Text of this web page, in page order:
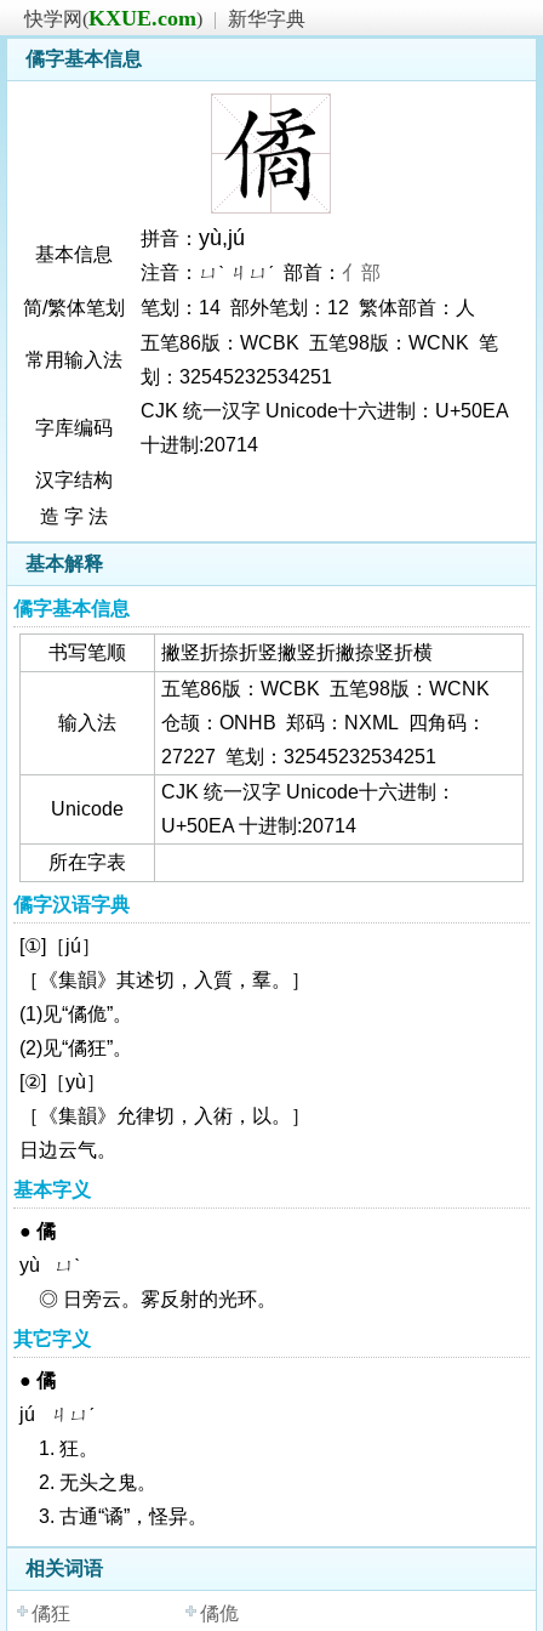
快学网(KXUE.com) |
新华字典
僪字基本信息
基本信息
拼音： yù,jú
注音：ㄩˋ ㄐㄩˊ 部首： 亻部
简/繁体笔划
笔划：14 部外笔划：12 繁体部首：人
常用输入法
五笔86版：WCBK 五笔98版：WCNK 笔
划：32545232534251
字库编码
CJK 统一汉字 Unicode十六进制：U+50EA
十进制:20714
汉字结构
造 字 法
基本解释
僪字基本信息
书写笔顺 撇竖折捺折竖撇竖折撇捺竖折横
输入法
五笔86版：WCBK 五笔98版：WCNK
仓颉：ONHB 郑码：NXML 四角码：
27227 笔划：32545232534251
Unicode
CJK 统一汉字 Unicode十六进制：
U+50EA 十进制:20714
所在字表
僪字汉语字典
[①]［jú］
［《集韻》其述切，入質，羣。］
(1)见“僪佹”。
(2)见“僪狂”。
[②]［yù］
［《集韻》允律切，入術，以。］
日边云气。
基本字义
● 僪
yù ㄩˋ
◎ 日旁云。雾反射的光环。
其它字义
● 僪
jú ㄐㄩˊ
1. 狂。
2. 无头之鬼。
3. 古通“谲”，怪异。
相关词语
僪狂 僪佹